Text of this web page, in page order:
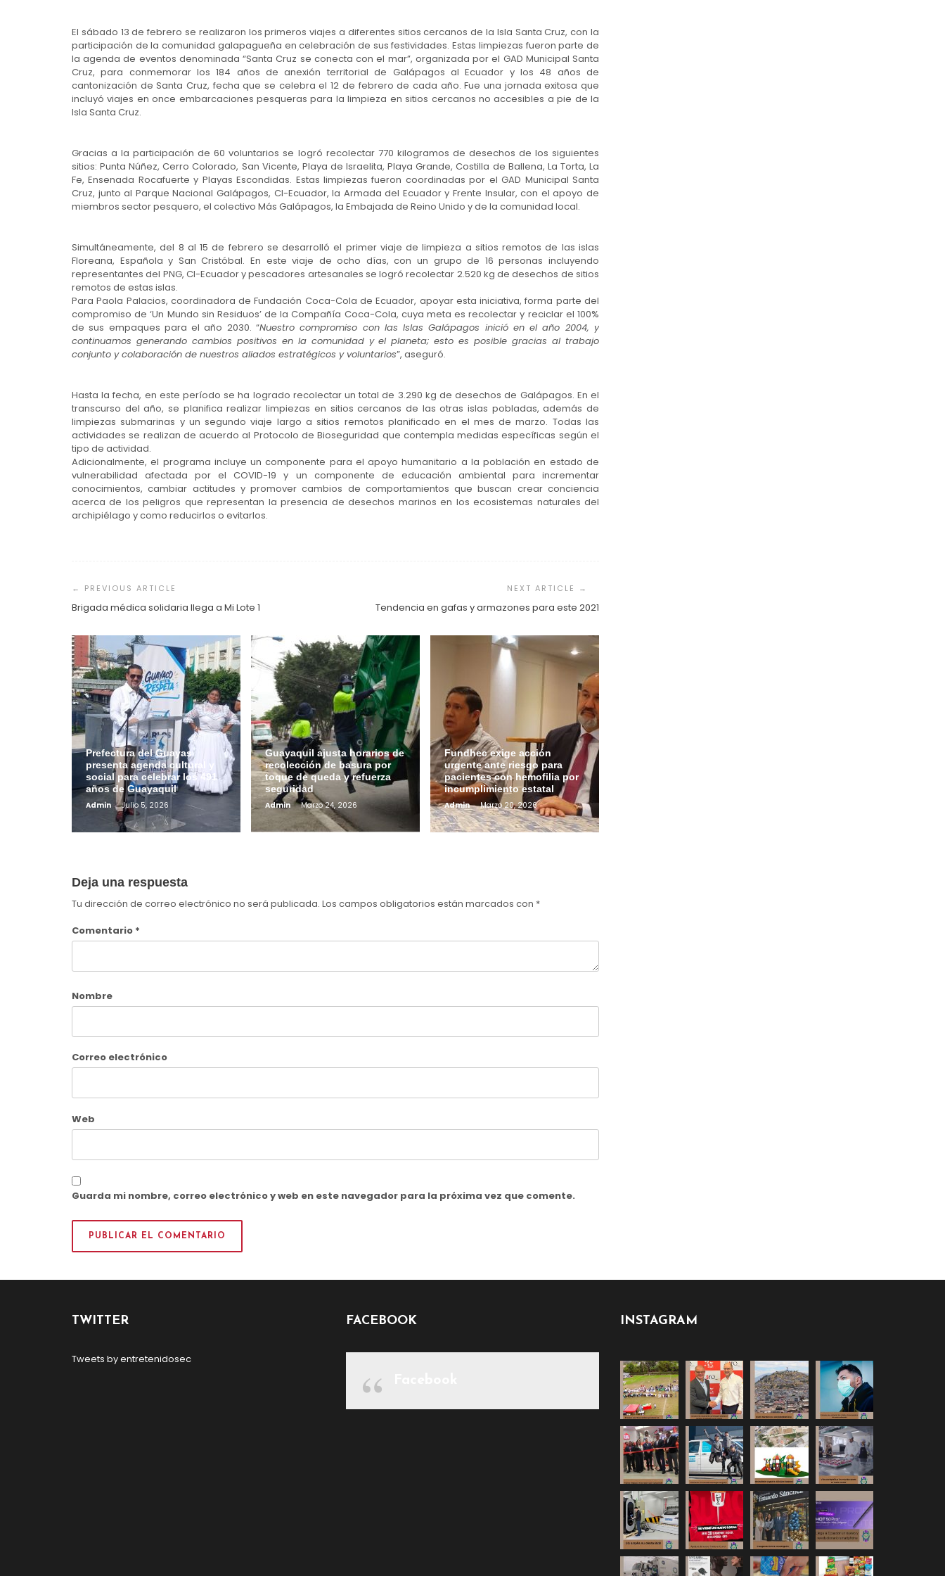
El sábado 13 de febrero se realizaron los primeros viajes a diferentes sitios cercanos de la Isla Santa Cruz, con la
participación de la comunidad galapagueña en celebración de sus festividades. Estas limpiezas fueron parte de
la agenda de eventos denominada “Santa Cruz se conecta con el mar”, organizada por el GAD Municipal Santa
Cruz, para conmemorar los 184 años de anexión territorial de Galápagos al Ecuador y los 48 años de
cantonización de Santa Cruz, fecha que se celebra el 12 de febrero de cada año. Fue una jornada exitosa que
incluyó viajes en once embarcaciones pesqueras para la limpieza en sitios cercanos no accesibles a pie de la
Isla Santa Cruz.
Gracias a la participación de 60 voluntarios se logró recolectar 770 kilogramos de desechos de los siguientes
sitios: Punta Núñez, Cerro Colorado, San Vicente, Playa de Israelita, Playa Grande, Costilla de Ballena, La Torta, La
Fe, Ensenada Rocafuerte y Playas Escondidas. Estas limpiezas fueron coordinadas por el GAD Municipal Santa
Cruz, junto al Parque Nacional Galápagos, CI-Ecuador, la Armada del Ecuador y Frente Insular, con el apoyo de
miembros sector pesquero, el colectivo Más Galápagos, la Embajada de Reino Unido y de la comunidad local.
Simultáneamente, del 8 al 15 de febrero se desarrolló el primer viaje de limpieza a sitios remotos de las islas
Floreana, Española y San Cristóbal. En este viaje de ocho días, con un grupo de 16 personas incluyendo
representantes del PNG, CI-Ecuador y pescadores artesanales se logró recolectar 2.520 kg de desechos de sitios
remotos de estas islas.
Para Paola Palacios, coordinadora de Fundación Coca-Cola de Ecuador, apoyar esta iniciativa, forma parte del
compromiso de ‘Un Mundo sin Residuos’ de la Compañía Coca-Cola, cuya meta es recolectar y reciclar el 100%
de sus empaques para el año 2030. “Nuestro compromiso con las Islas Galápagos inició en el año 2004, y
continuamos generando cambios positivos en la comunidad y el planeta; esto es posible gracias al trabajo
conjunto y colaboración de nuestros aliados estratégicos y voluntarios”, aseguró.
Hasta la fecha, en este período se ha logrado recolectar un total de 3.290 kg de desechos de Galápagos. En el
transcurso del año, se planifica realizar limpiezas en sitios cercanos de las otras islas pobladas, además de
limpiezas submarinas y un segundo viaje largo a sitios remotos planificado en el mes de marzo. Todas las
actividades se realizan de acuerdo al Protocolo de Bioseguridad que contempla medidas específicas según el
tipo de actividad.
Adicionalmente, el programa incluye un componente para el apoyo humanitario a la población en estado de
vulnerabilidad afectada por el COVID-19 y un componente de educación ambiental para incrementar
conocimientos, cambiar actitudes y promover cambios de comportamientos que buscan crear conciencia
acerca de los peligros que representan la presencia de desechos marinos en los ecosistemas naturales del
archipiélago y como reducirlos o evitarlos.
de
entradas
Brigada médica solidaria llega a Mi Lote 1 Tendencia en gafas y armazones para este 2021
Prefectura del Guayas
presenta agenda cultural y
social para celebrar los 491
años de Guayaquil
Admin Julio 5, 2026
Guayaquil ajusta horarios de
recolección de basura por
toque de queda y refuerza
seguridad
Admin Marzo 24, 2026
Fundhec exige acción
urgente ante riesgo para
pacientes con hemofilia por
incumplimiento estatal
Admin Marzo 20, 2026
Deja una respuesta
Tu dirección de correo electrónico no será publicada. Los campos obligatorios están marcados con *
Comentario *
Nombre
Correo electrónico
Web
Guarda mi nombre, correo electrónico y web en este navegador para la próxima vez que comente.
TWITTER
Tweets by entretenidosec
FACEBOOK INSTAGRAM